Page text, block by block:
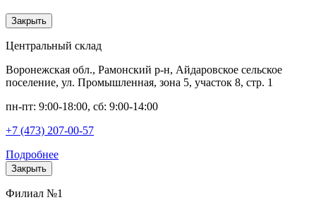
Закрыть
Центральный склад
Воронежская обл., Рамонский р-н, Айдаровское сельское
поселение, ул. Промышленная, зона 5, участок 8, стр. 1
пн-пт: 9:00-18:00, сб: 9:00-14:00
+7 (473) 207-00-57
Подробнее
Закрыть
Филиал №1